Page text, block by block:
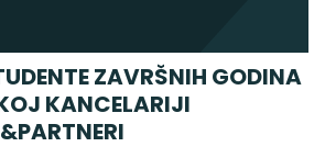
ZAVRŠNIH GODINA
KANCELARIJI